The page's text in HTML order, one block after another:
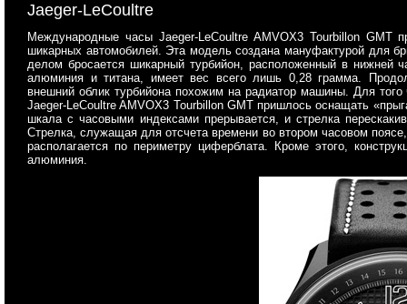
Jaeger-LeCoultre
Международные часы Jaeger-LeCoultre AMVOX3 Tourbillon GMT
шикарных автомобилей. Эта модель создана мануфактурой для
делом бросается шикарный турбийон, расположенный в нижней
алюминия и титана, имеет вес всего лишь 0,28 грамма.
внешний облик турбийона похожим на радиатор машины. Для
Jaeger-LeCoultre AMVOX3 Tourbillon GMT пришлось оснащать
шкала с часовыми индексами прерывается, и стрелка
Стрелка, служащая для отсчета времени во втором часовом
располагается по периметру циферблата. Кроме этого,
алюминия.